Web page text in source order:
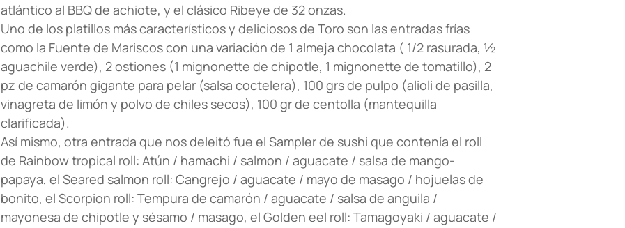
atlántico al BBQ de achiote, y el clásico Ribeye de 32 onzas.
Uno de los platillos más característicos y deliciosos de Toro son las entradas frías
como la Fuente de Mariscos con una variación de 1 almeja chocolata ( 1/2 rasurada, 1⁄2
aguachile verde), 2 ostiones (1 mignonette de chipotle, 1 mignonette de tomatillo), 2
pz de camarón gigante para pelar (salsa coctelera), 100 grs de pulpo (alioli de pasilla,
vinagreta de limón y polvo de chiles secos), 100 gr de centolla (mantequilla
clarificada).
Así mismo, otra entrada que nos deleitó fue el Sampler de sushi que contenía el roll
de Rainbow tropical roll: Atún / hamachi / salmon / aguacate / salsa de mango-
papaya, el Seared salmon roll: Cangrejo / aguacate / mayo de masago / hojuelas de
bonito, el Scorpion roll: Tempura de camarón / aguacate / salsa de anguila /
mayonesa de chipotle y sésamo / masago, el Golden eel roll: Tamagoyaki / aguacate /